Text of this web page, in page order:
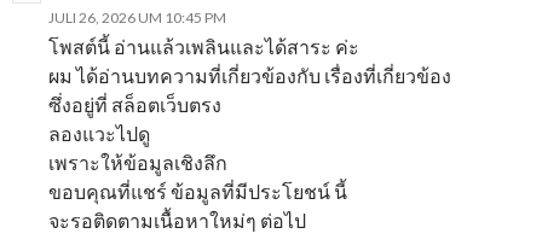
JULI 26, 2026 UM 10:45 PM
โพสต์นี้ อ่านแล้วเพลินและได้สาระ ค่ะ
ผม ได้อ่านบทความที่เกี่ยวข้องกับ เรื่องที่เกี่ยวข้อง
ซึ่งอยู่ที่ สล็อตเว็บตรง
ลองแวะไปดู
เพราะให้ข้อมูลเชิงลึก
ขอบคุณที่แชร์ ข้อมูลที่มีประโยชน์ นี้
จะรอติดตามเนื้อหาใหม่ๆ ต่อไป